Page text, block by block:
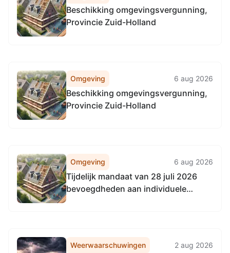
Beschikking omgevingsvergunning,
Provincie Zuid-Holland
Omgeving 6 aug 2026
Beschikking omgevingsvergunning,
Provincie Zuid-Holland
Omgeving 6 aug 2026
Tijdelijk mandaat van 28 juli 2026
bevoegdheden aan individuele
Weerwaarschuwingen 2 aug 2026